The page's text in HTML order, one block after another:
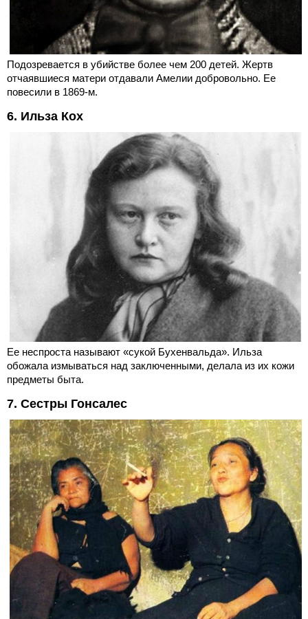
Подозревается в убийстве более чем 200 детей. Жертв
отчаявшиеся матери отдавали Амелии добровольно. Ее
повесили в 1869-м.
6. Ильза Кох
Ее неспроста называют «сукой Бухенвальда». Ильза
обожала измываться над заключенными, делала из их кожи
предметы быта.
7. Сестры Гонсалес